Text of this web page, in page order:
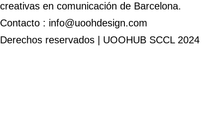
creativas en comunicación de Barcelona.
Contacto : info@uoohdesign.com
Derechos reservados | UOOHUB SCCL 2024